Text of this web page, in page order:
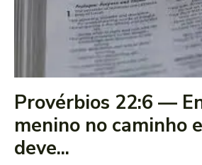
Provérbios 22:6 —
menino no caminho
deve...